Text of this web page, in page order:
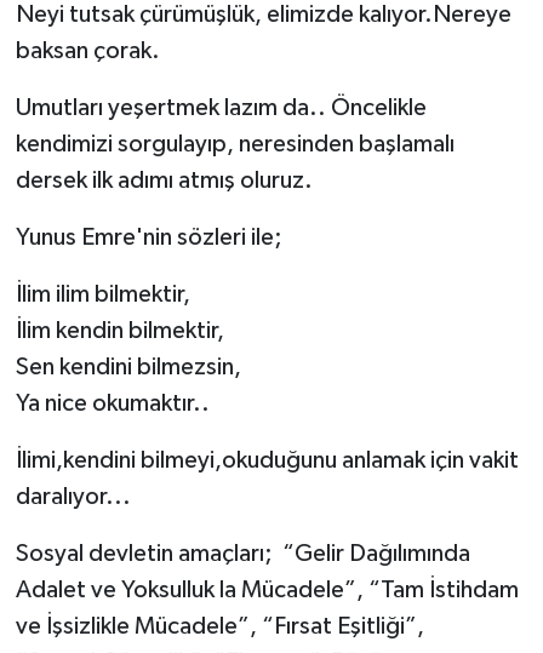
Neyi tutsak çürümüşlük, elimizde kalıyor.Nereye
baksan çorak.
Umutları yeşertmek lazım da.. Öncelikle
kendimizi sorgulayıp, neresinden başlamalı
dersek ilk adımı atmış oluruz.
Yunus Emre'nin sözleri ile;
İlim ilim bilmektir,
İlim kendin bilmektir,
Sen kendini bilmezsin,
Ya nice okumaktır..
İlimi,kendini bilmeyi,okuduğunu anlamak için vakit
daralıyor...
Sosyal devletin amaçları; “Gelir Dağılımında
Adalet ve Yoksulluk la Mücadele”, “Tam İstihdam
ve İşsizlikle Mücadele”, “Fırsat Eşitliği”,
Spor
Teknoloji
Video Haber
Yaşam
Yeme-İçme
Yemek